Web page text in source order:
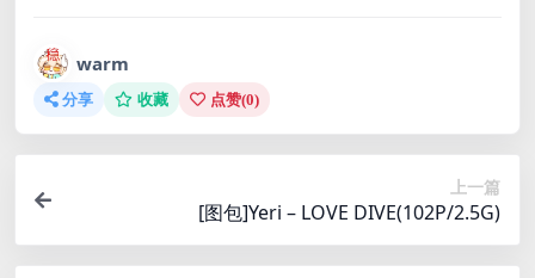
warm
分享 收藏 点赞(0)
上一篇
[图包]Yeri – LOVE DIVE(102P/2.5G)